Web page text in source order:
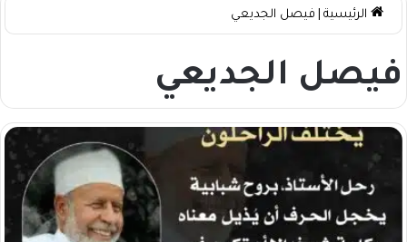
الرئيسية فيصل الجديعي
فيصل الجديعي